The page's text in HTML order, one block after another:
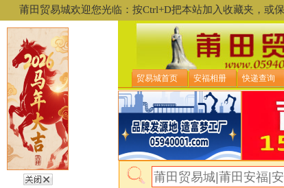
莆田贸易城欢迎您光临：按Ctrl+D把本站加入收藏夹，或
贸易城首页 安福相册 快递查询